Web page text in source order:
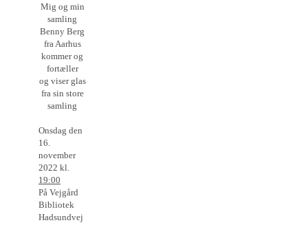
Mig og min
samling
Benny Berg
fra Aarhus
kommer og
fortæller
og viser glas
fra sin store
samling
Onsdag den
16.
november
2022 kl.
19:00
På Vejgård
Bibliotek
Hadsundvej